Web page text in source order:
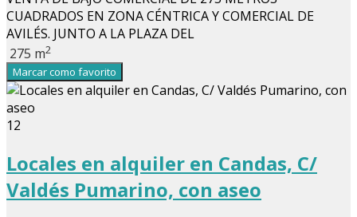
CUADRADOS EN ZONA CÉNTRICA Y COMERCIAL DE
AVILÉS. JUNTO A LA PLAZA DEL
275 m2
Marcar como favorito
12
Locales en alquiler en Candas, C/
Valdés Pumarino, con aseo